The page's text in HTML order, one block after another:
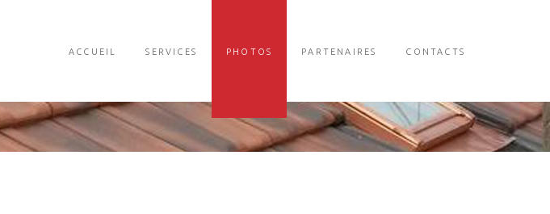
ACCUEIL SERVICES PHOTOS PARTENAIRES CONTACTS